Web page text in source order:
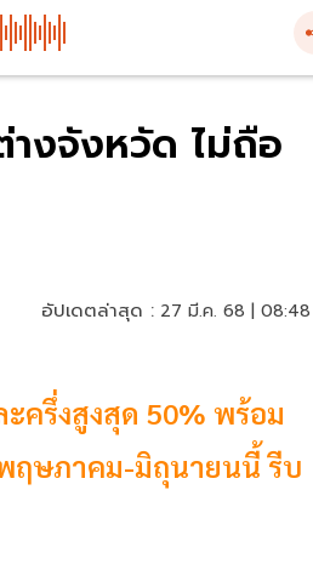
างจังหวัด ไม่ถือ
อัปเดตล่าสุด : 27 มี.ค. 68 |
ะครึ่งสูงสุด 50% พร้อม
ฤษภาคม-มิถุนายนนี้ รีบ